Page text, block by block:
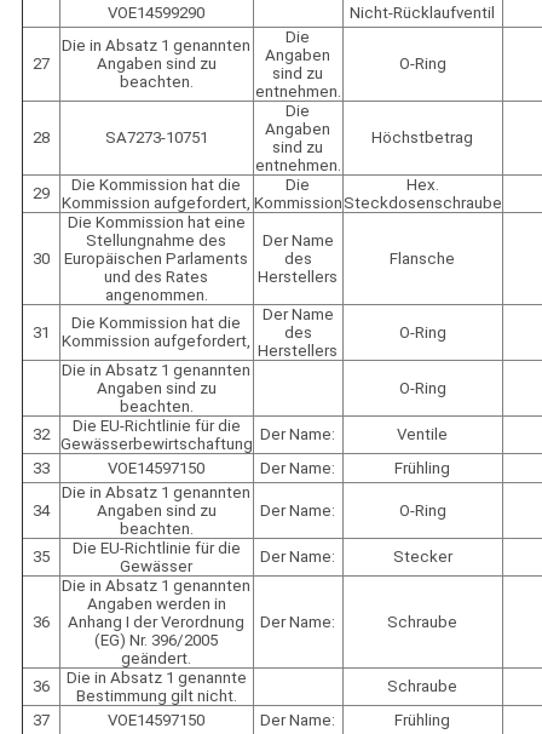
VOE14599290
Nicht-Rücklaufventil
27
Die in Absatz 1 genannten
Angaben sind zu
beachten.
Die
Angaben
sind zu
entnehmen.
O-Ring
28 SA7273-10751
Die
Angaben
sind zu
entnehmen.
Höchstbetrag
29
Die Kommission hat die
Kommission aufgefordert,
Die
Kommission
Hex.
Steckdosenschraube
30
Die Kommission hat eine
Stellungnahme des
Europäischen Parlaments
und des Rates
angenommen.
Der Name
des
Herstellers
Flansche
31
Die Kommission hat die
Kommission aufgefordert,
Der Name
des
Herstellers
O-Ring
Die in Absatz 1 genannten
Angaben sind zu
beachten.
O-Ring
32
Die EU-Richtlinie für die
Gewässerbewirtschaftung
Der Name:
Ventile
33
VOE14597150 Der Name: Frühling
34
Die in Absatz 1 genannten
Angaben sind zu
beachten.
Der Name: O-Ring
35
Die EU-Richtlinie für die
Gewässer
Der Name: Stecker
36
Die in Absatz 1 genannten
Angaben werden in
Anhang I der Verordnung
(EG) Nr. 396/2005
geändert.
Der Name: Schraube
36
Die in Absatz 1 genannte
Bestimmung gilt nicht.
Schraube
37
VOE14597150 Der Name: Frühling